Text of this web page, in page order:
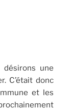
désirons une
C’était donc
et les